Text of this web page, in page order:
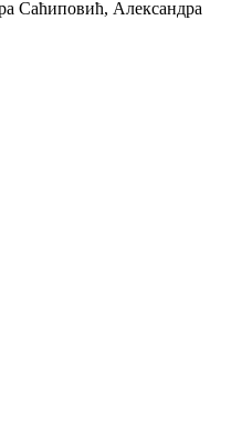
Саћиповић, Александра